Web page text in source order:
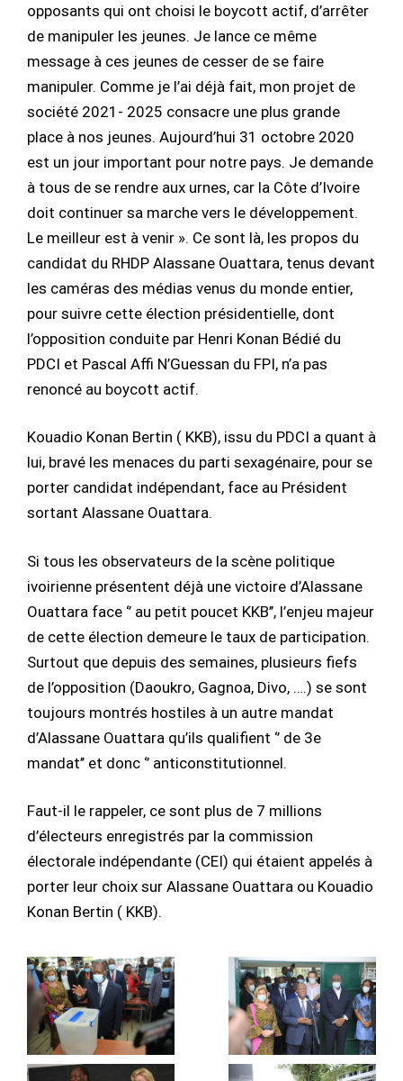
opposants qui ont choisi le boycott actif, d’arrêter
de manipuler les jeunes. Je lance ce même
message à ces jeunes de cesser de se faire
manipuler. Comme je l’ai déjà fait, mon projet de
société 2021- 2025 consacre une plus grande
place à nos jeunes. Aujourd’hui 31 octobre 2020
est un jour important pour notre pays. Je demande
à tous de se rendre aux urnes, car la Côte d’Ivoire
doit continuer sa marche vers le développement.
Le meilleur est à venir ». Ce sont là, les propos du
candidat du RHDP Alassane Ouattara, tenus devant
les caméras des médias venus du monde entier,
pour suivre cette élection présidentielle, dont
l’opposition conduite par Henri Konan Bédié du
PDCI et Pascal Affi N’Guessan du FPI, n’a pas
renoncé au boycott actif.
Kouadio Konan Bertin ( KKB), issu du PDCI a quant à
lui, bravé les menaces du parti sexagénaire, pour se
porter candidat indépendant, face au Président
sortant Alassane Ouattara.
Si tous les observateurs de la scène politique
ivoirienne présentent déjà une victoire d’Alassane
Ouattara face ‘’ au petit poucet KKB’’, l’enjeu majeur
de cette élection demeure le taux de participation.
Surtout que depuis des semaines, plusieurs fiefs
de l’opposition (Daoukro, Gagnoa, Divo, ….) se sont
toujours montrés hostiles à un autre mandat
d’Alassane Ouattara qu’ils qualifient ‘’ de 3e
mandat’’ et donc ‘’ anticonstitutionnel.
Faut-il le rappeler, ce sont plus de 7 millions
d’électeurs enregistrés par la commission
électorale indépendante (CEI) qui étaient appelés à
porter leur choix sur Alassane Ouattara ou Kouadio
Konan Bertin ( KKB).